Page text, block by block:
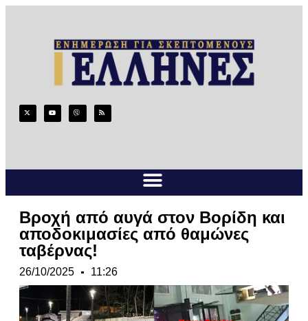
Βροχή από αυγά στον Βορίδη και
αποδοκιμασίες από θαμώνες
ταβέρνας!
26/10/2025 11:26